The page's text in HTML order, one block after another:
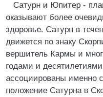
Сатурн и Юпитер -
оказывают более
здоровье. Сатурн в
движется по знаку
вершитель Кармы и
годами и
ассоциированы именно
положение Сатурна в